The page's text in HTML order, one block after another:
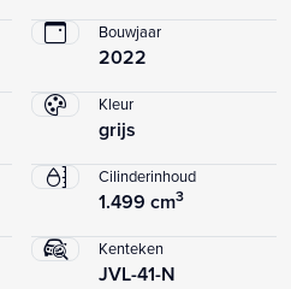
Bouwjaar
2022
Kleur
grijs
Cilinderinhoud
1.499 cm3
Kenteken
JVL-41-N